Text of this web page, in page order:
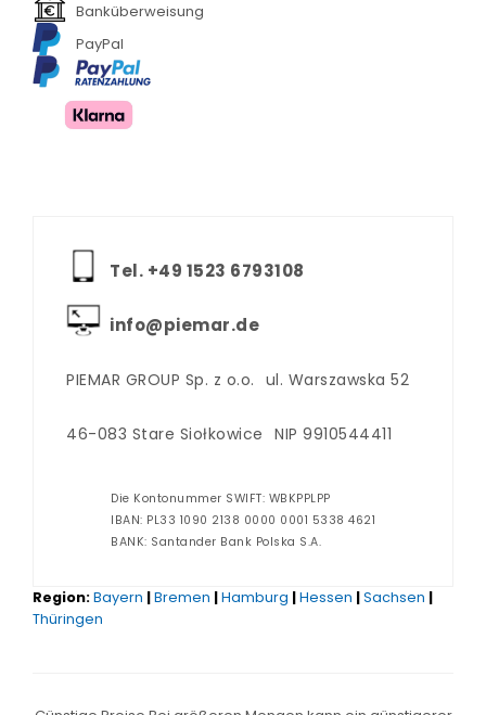
Banküberweisung
PayPal
Tel. +‪49 1523 6793108
info@piemar.de
PIEMAR GROUP Sp. z o.o. ul. Warszawska 52
46-083 Stare Siołkowice NIP 9910544411
Die Kontonummer SWIFT: WBKPPLPP
IBAN: PL33 1090 2138 0000 0001 5338 4621
BANK: Santander Bank Polska S.A.
Region:Bayern |Bremen |Hamburg |Hessen |Sachsen |
Thüringen